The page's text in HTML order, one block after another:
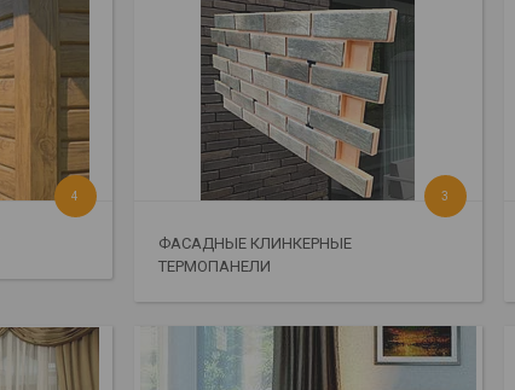
4
ФАСАДНЫЕ КЛИНКЕРНЫЕ
ТЕРМОПАНЕЛИ
3